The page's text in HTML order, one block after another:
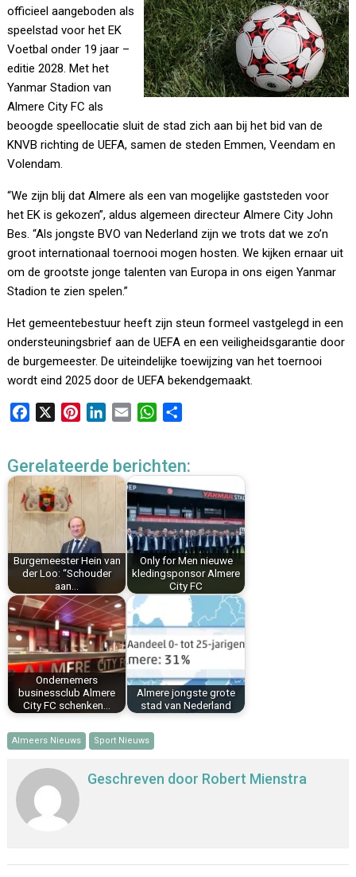
officieel aangeboden als
speelstad voor het EK
Voetbal onder 19 jaar –
editie 2028. Met het
Yanmar Stadion van
Almere City FC als
beoogde speellocatie sluit de stad zich aan bij het bid van de
KNVB richting de UEFA, samen de steden Emmen, Veendam en
Volendam.
“We zijn blij dat Almere als een van mogelijke gaststeden voor
het EK is gekozen”, aldus algemeen directeur Almere City John
Bes. “Als jongste BVO van Nederland zijn we trots dat we zo’n
groot internationaal toernooi mogen hosten. We kijken ernaar uit
om de grootste jonge talenten van Europa in ons eigen Yanmar
Stadion te zien spelen.”
Het gemeentebestuur heeft zijn steun formeel vastgelegd in een
ondersteuningsbrief aan de UEFA en een veiligheidsgarantie door
de burgemeester. De uiteindelijke toewijzing van het toernooi
wordt eind 2025 door de UEFA bekendgemaakt.
e
b
o
o
t
e
s
t
k
i
l
W
t
s
A
p
p
e
n
Gerelateerde berichten:
Burgemeester Hein van
der Loo: “Schouder
aan…
Only for Men nieuwe
kledingsponsor Almere
City FC
Ondernemers
businessclub Almere
City FC schenken…
Almere jongste grote
stad van Nederland
Almeers Nieuws Sport Nieuws
Geschreven door Robert Mienstra